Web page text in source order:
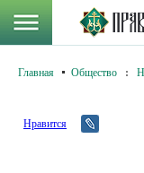
Главная Общество :
Нравится